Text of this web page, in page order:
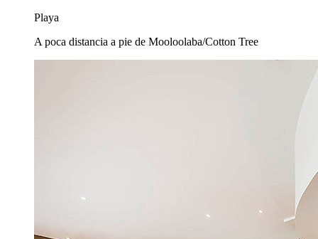
Playa
A poca distancia a pie de Mooloolaba/Cotton Tree